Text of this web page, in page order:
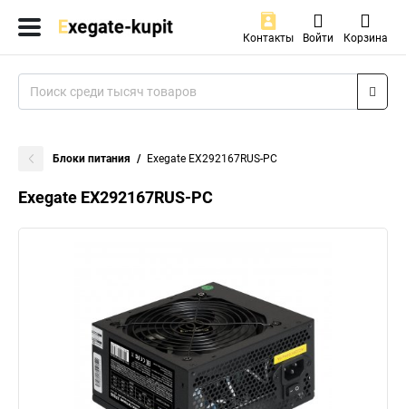
Контакты Войти Корзина
Блоки питания Exegate EX292167RUS-PC
Exegate EX292167RUS-PC